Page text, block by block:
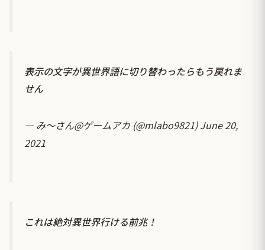
表示の文字が異世界語に切り替わったらもう戻れま
せん
— み～さん@ゲームアカ (@mlabo9821)June 20,
2021
これは絶対異世界行ける前兆！